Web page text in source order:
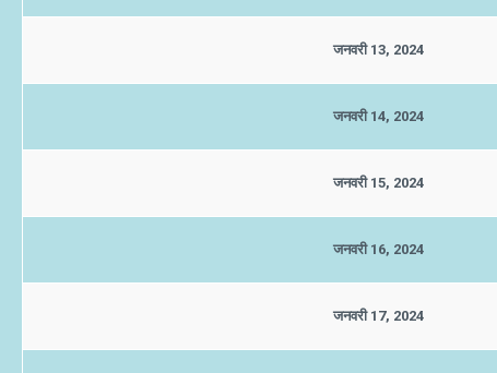
जनवरी 13, 2024
जनवरी 14, 2024
जनवरी 15, 2024
जनवरी 16, 2024
जनवरी 17, 2024